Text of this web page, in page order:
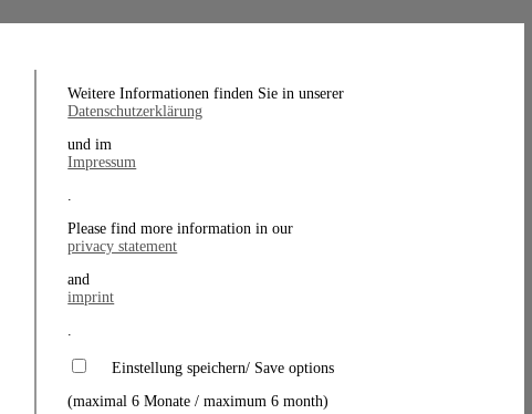
Weitere Informationen finden Sie in unserer
Datenschutzerklärung
und im
Impressum
.
Please find more information in our
privacy statement
and
imprint
.
Einstellung speichern/ Save options
(maximal 6 Monate / maximum 6 month)